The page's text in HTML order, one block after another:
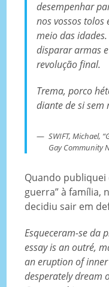
desempenhar
nos vossos tolos
meio das
disparar armas
revolução final.
Trema, porco
diante de si sem
SWIFT, Michael,
Gay Community
Quando publiquei
guerra” à família,
decidiu sair em
Esqueceram-se da
essay is an outré,
an eruption of
desperately dream